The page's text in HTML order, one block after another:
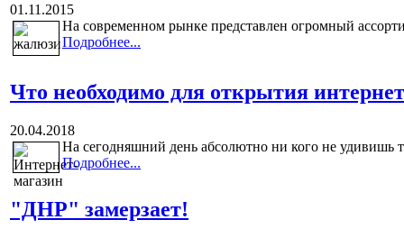
01.11.2015
На современном рынке представлен огромный
Подробнее...
Что необходимо для открытия
20.04.2018
На сегодняшний день абсолютно ни кого не удивишь
Подробнее...
"ДНР" замерзает!